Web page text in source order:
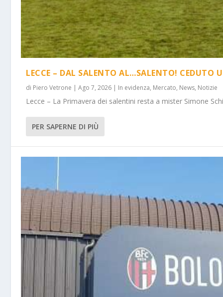
LECCE – DAL SALENTO AL…SALENTO! CEDUTO
di Piero Vetrone |Ago 7, 2026 | In evidenza, Mercato, News, Notizie
Lecce – La Primavera dei salentini resta a mister Simone
PER SAPERNE DI PIÙ